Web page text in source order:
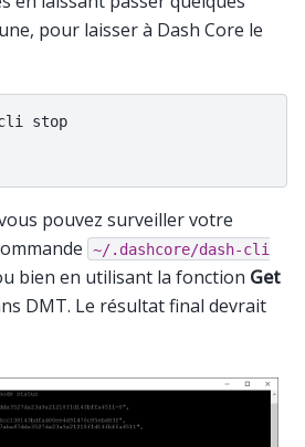
pour laisser à Dash Core le
cli stop
pouvez surveiller votre
~/.dashcore/dash-cli
bien en utilisant la fonction Get
DMT. Le résultat final devrait